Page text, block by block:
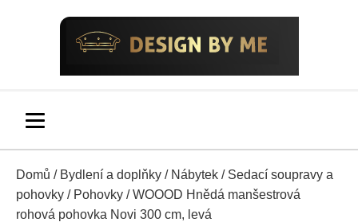
Domů / Bydlení a doplňky / Nábytek / Sedací soupravy a
pohovky / Pohovky / WOOOD Hnědá manšestrová
rohová pohovka Novi 300 cm, levá